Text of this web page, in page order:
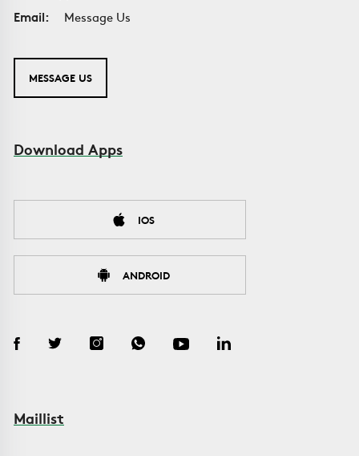
Email:
Message Us
MESSAGE US
Download Apps
IOS
ANDROID
Maillist